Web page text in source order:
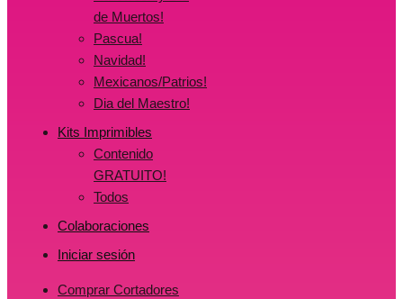
de Muertos!
Pascua!
Navidad!
Mexicanos/Patrios!
Dia del Maestro!
Kits Imprimibles
Contenido
GRATUITO!
Todos
Colaboraciones
Iniciar sesión
Comprar Cortadores